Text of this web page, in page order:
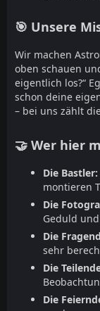
🎯 Unsere
Wir machen
oben schauen
eigentlich los?“
schon deine
– bei uns zählt
🤝 Wer hier
Die Bastler:
montieren
Die
Geduld
Die
sehr
Die
Die